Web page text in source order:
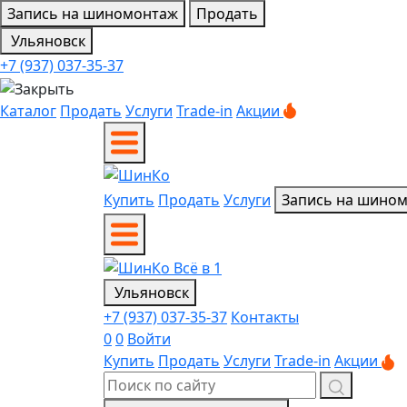
Запись на шиномонтаж
Продать
Ульяновск
+7 (937) 037-35-37
Каталог Продать Услуги Trade-in Акции
Купить Продать Услуги Запись на
Ульяновск
+7 (937) 037-35-37 Контакты
00 Войти
Купить Продать Услуги Trade-in Акции